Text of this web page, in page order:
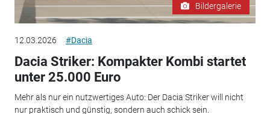
Bildergalerie
12.03.2026 #Dacia
Dacia Striker: Kompakter Kombi startet
unter 25.000 Euro
Mehr als nur ein nutzwertiges Auto: Der Dacia Striker will nicht
nur praktisch und günstig, sondern auch schick sein.